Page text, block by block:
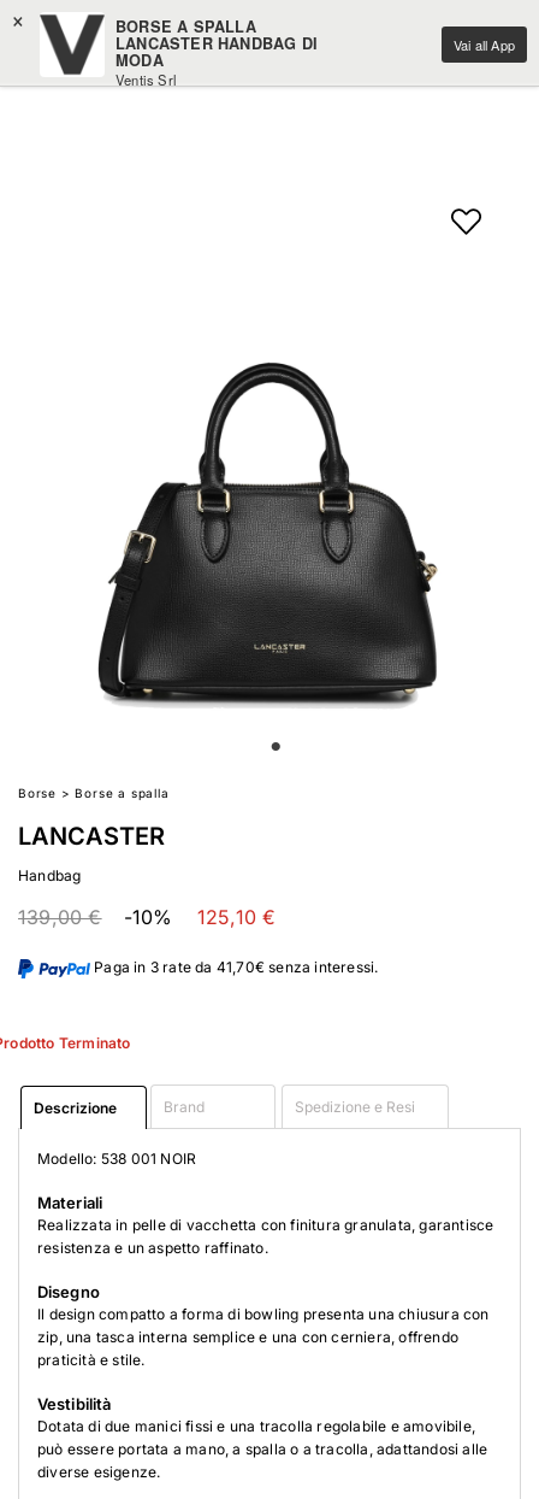
× BORSE A SPALLA
LANCASTER HANDBAG DI
MODA
Ventis Srl
Vai all App
Borse >Borse a spalla
LANCASTER
Handbag
139,00 € -10% 125,10 €
Paga in 3 rate da 41,70€ senza interessi.
Terminato
Descrizione Brand Spedizione e Resi
Modello: 538 001 NOIR
Materiali
Realizzata in pelle di vacchetta con finitura granulata, garantisce
resistenza e un aspetto raffinato.
Disegno
Il design compatto a forma di bowling presenta una chiusura con
zip, una tasca interna semplice e una con cerniera, offrendo
praticità e stile.
Vestibilità
Dotata di due manici fissi e una tracolla regolabile e amovibile,
può essere portata a mano, a spalla o a tracolla, adattandosi alle
diverse esigenze.